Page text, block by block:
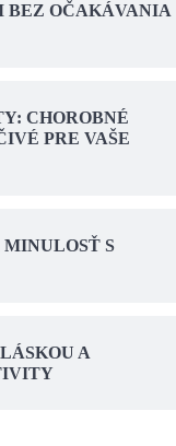
BEZ OČAKÁVANIA
CHOROBNÉ
PRE VAŠE
S
A